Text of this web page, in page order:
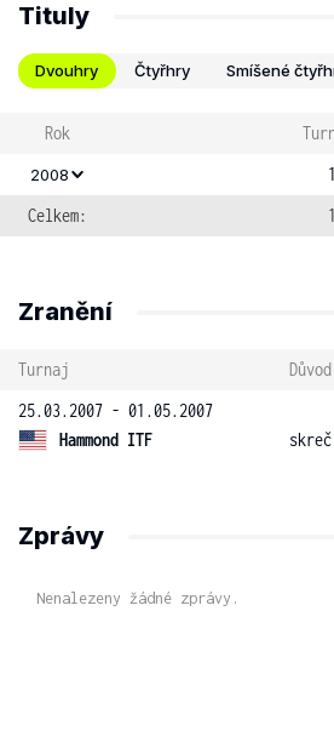
Tituly
Dvouhry Čtyřhry Smíšené
Rok
2008
1
Celkem:
1
Zranění
Turnaj
Důvod
25.03.2007 - 01.05.2007
Hammond ITF
skreč
Zprávy
Nenalezeny žádné zprávy.